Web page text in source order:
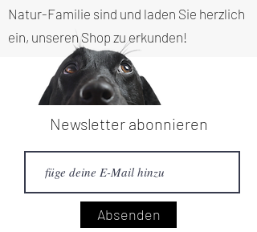
Natur-Familie sind und laden Sie herzlich
ein, unseren Shop zu erkunden!
Newsletter abonnieren
Absenden